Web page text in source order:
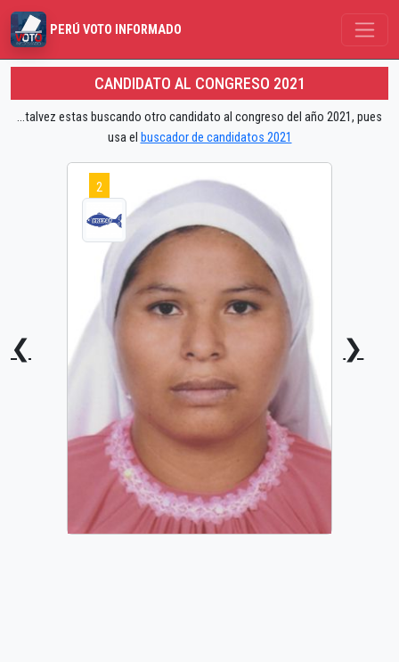
PERÚ VOTO INFORMADO
CANDIDATO AL CONGRESO 2021
...talvez estas buscando otro candidato al congreso del año 2021, pues
usa el buscador de candidatos 2021
❮
2
❯